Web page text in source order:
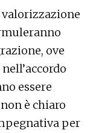
ove
essere
è chiaro
per